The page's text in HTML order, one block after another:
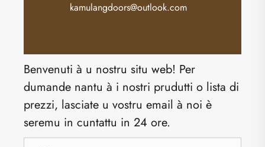
kamulangdoors@outlook.com
Benvenuti à u nostru situ web! Per
dumande nantu à i nostri prudutti o lista di
prezzi, lasciate u vostru email à noi è
seremu in cuntattu in 24 ore.